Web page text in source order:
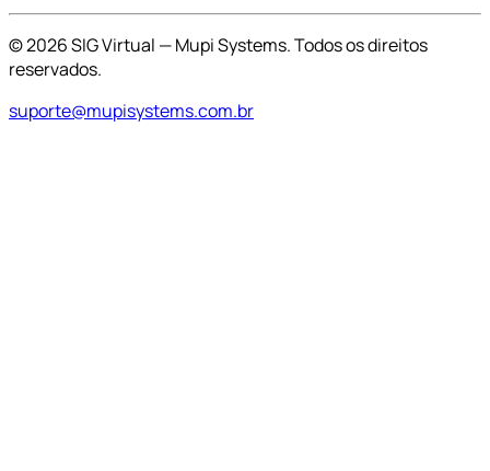
© 2026 SIG Virtual — Mupi Systems. Todos os direitos
reservados.
suporte@mupisystems.com.br